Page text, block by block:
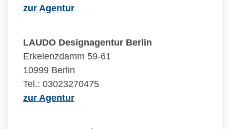
zur Agentur
LAUDO Designagentur Berlin
Erkelenzdamm 59-61
10999 Berlin
Tel.: 03023270475
zur Agentur